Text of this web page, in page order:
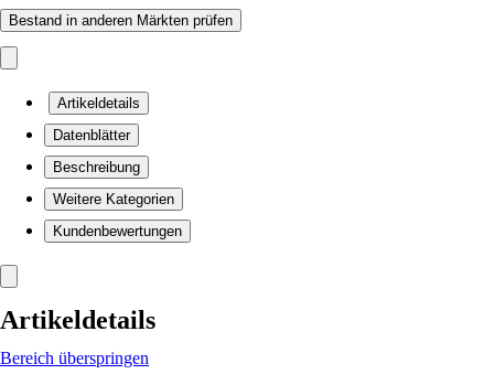
Bestand in anderen Märkten prüfen
Artikeldetails
Datenblätter
Beschreibung
Weitere Kategorien
Kundenbewertungen
Artikeldetails
Bereich überspringen